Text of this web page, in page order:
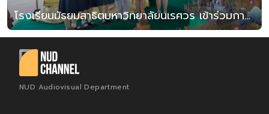
โรงเรียนมัธยมสาธิตมหาวิทยาลัยนเรศวร เข้าร่วมการแข่งขันงานศิลปหัตถกรรมนักเรียน กลุ่มสาระการเรียนรู้คณิตศาสตร์ ปีการศึกษา 2562 ระดับชาติ ภาคเหนือ ครั้งที่ 6 ณ โรงเรียนสวรรค์อนันต์วิทยา จังหวัดสุโขทัย
NUD Audiovisual Department